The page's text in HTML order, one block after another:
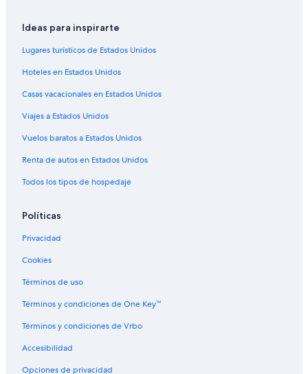
Ideas para inspirarte
Lugares turísticos de Estados Unidos
Hoteles en Estados Unidos
Casas vacacionales en Estados Unidos
Viajes a Estados Unidos
Vuelos baratos a Estados Unidos
Renta de autos en Estados Unidos
Todos los tipos de hospedaje
Políticas
Privacidad
Cookies
Términos de uso
Términos y condiciones de One Key™
Términos y condiciones de Vrbo
Accesibilidad
Opciones de privacidad